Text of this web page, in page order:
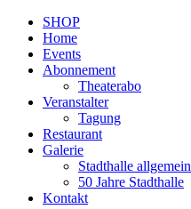
SHOP
Home
Events
Abonnement
Theaterabo
Veranstalter
Tagung
Restaurant
Galerie
Stadthalle allgemein
50 Jahre Stadthalle
Kontakt